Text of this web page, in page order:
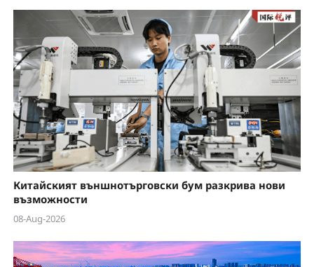
Китайският външнотърговски бум разкрива нови
възможности
08-Aug-2026